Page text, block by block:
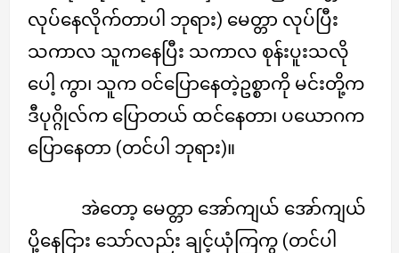
လုပ်နေလိုက်တာပါ ဘုရား) မေတ္တာ လုပ်ပြီး
သကာလ သူကနေပြီး သကာလ စုန်းပူးသလို
ပေါ့ ကွာ၊ သူက ဝင်ပြောနေတဲ့ဥစ္စာကို မင်းတို့က
ဒီပုဂ္ဂိုလ်က ပြောတယ် ထင်နေတာ၊ ပယောဂက
ပြောနေတာ (တင်ပါ ဘုရား)။
အဲတော့ မေတ္တာ အော်ကျယ် အော်ကျယ်
ပို့နေငြား သော်လည်း ချင့်ယုံကြကွ (တင်ပါ